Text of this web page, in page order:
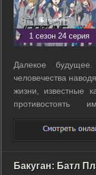
1 сезон 24 серия
Далекое
человечества
жизни, известные
противостоять
фортификационное
где растут и
Единственная цель,
Бакуган: Батл